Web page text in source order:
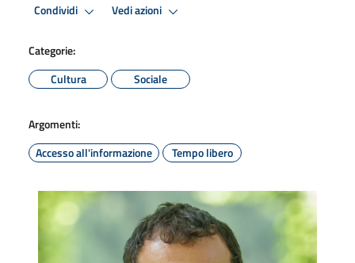
Condividi Vedi azioni
Categorie:
Cultura
Sociale
Argomenti:
Accesso all'informazione
Tempo libero